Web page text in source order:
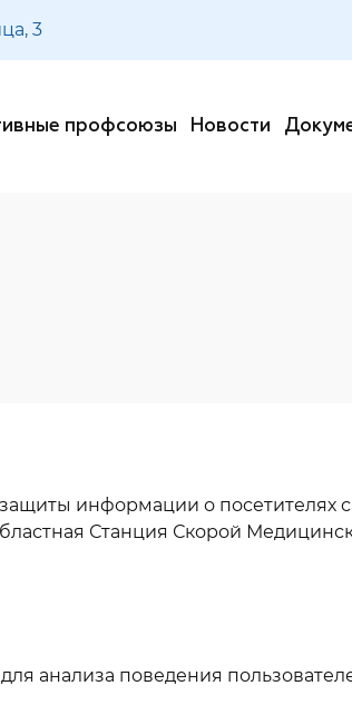
3
профсоюзы Новости
информации о посетителях
Станция Скорой
анализа поведения